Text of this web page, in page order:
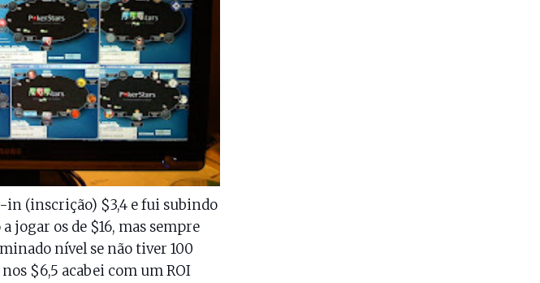
(inscrição) $3,4 e fui subindo
jogar os de $16, mas sempre
nível se não tiver 100
$6,5 acabei com um ROI